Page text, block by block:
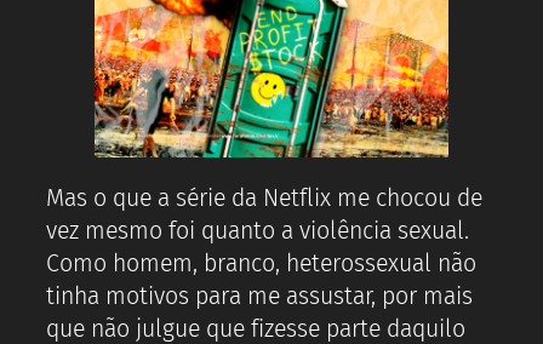
Mas o que a série da Netflix me chocou de
vez mesmo foi quanto a violência sexual.
Como homem, branco, heterossexual não
tinha motivos para me assustar, por mais
que não julgue que fizesse parte daquilo